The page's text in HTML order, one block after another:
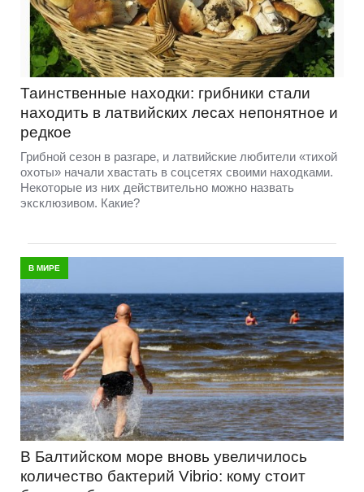
Таинственные находки: грибники стали
находить в латвийских лесах непонятное и
редкое
Грибной сезон в разгаре, и латвийские любители «тихой
охоты» начали хвастать в соцсетях своими находками.
Некоторые из них действительно можно назвать
эксклюзивом. Какие?
В МИРЕ
В Балтийском море вновь увеличилось
количество бактерий Vibrio: кому стоит